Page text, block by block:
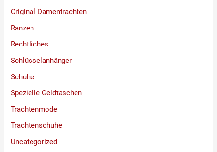
Original Damentrachten
Ranzen
Rechtliches
Schlüsselanhänger
Schuhe
Spezielle Geldtaschen
Trachtenmode
Trachtenschuhe
Uncategorized